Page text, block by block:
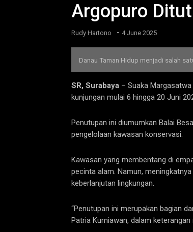
Argopuro
Rudy Hartono - 4 June 2025
Danau Taman Hidup menjadi salah
SR, Surabaya – Suaka
kunjungan mulai 6 hingga 20 Juni
Penutupan ini diumumkan Balai
pengelolaan kawasan konservasi.
Kawasan yang membentang di
pecinta alam. Namun,
keberlanjutan lingkungan.
“Penutupan ini merupakan bagian
Patria Kurniawan, dalam